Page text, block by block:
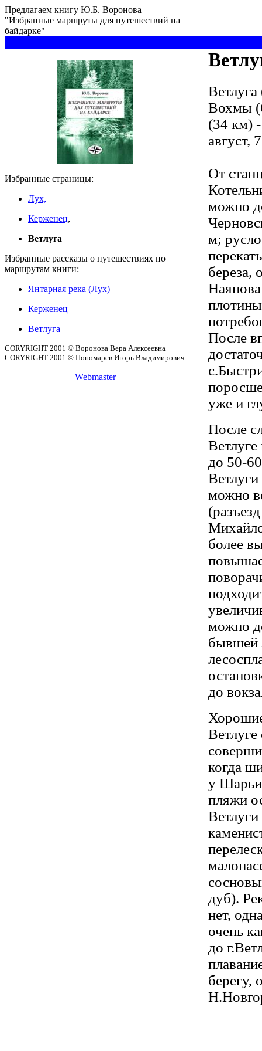
Предлагаем книгу Ю.Б. Воронова
"Избранные маршруты для путешествий на
байдарке"
Избранные страницы:
Лух,
Керженец,
Ветлуга
Избранные рассказы о путешествиях по
маршрутам книги:
Янтарная река (Лух)
Керженец
Ветлуга
CORYRIGHT 2001 © Воронова Вера Алексеевна
CORYRIGHT 2001 © Пономарев Игорь Владимирович
Webmaster
Вохмы
(34 км)
август,
От
можно
м;
береза,
После
уже и
После
до 50-
можно
более
можно
бывшей
до
когда
у
пляжи
дуб).
нет,
очень
до
берегу,